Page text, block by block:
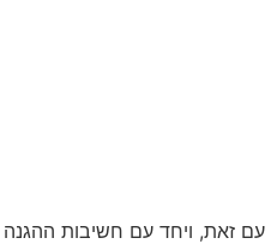
עם זאת, ויחד עם חשיבות ההגנה